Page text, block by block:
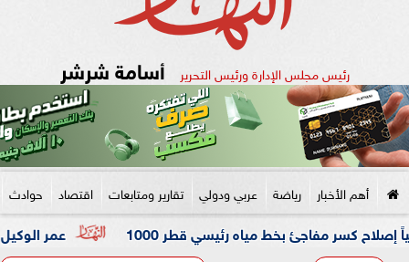
رئيس مجلس الإدارة ورئيس التحرير أسامة شرشر
أهم الأخبار رياضة عربي ودولي تقارير ومتابعات اقتصاد حوادث
عمر الوكيل ”بكار” بخط مياه رئيسي قطر 1000